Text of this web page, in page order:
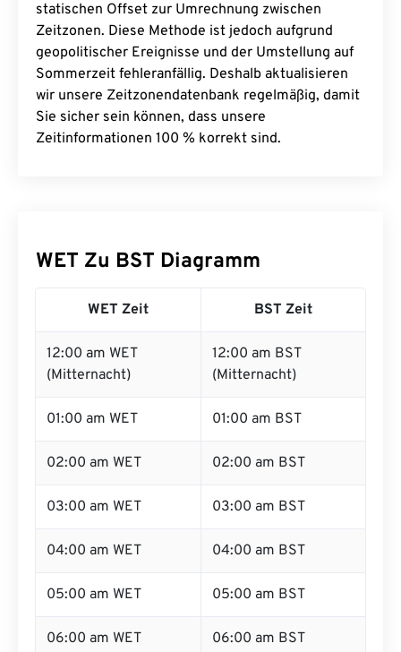
statischen Offset zur Umrechnung zwischen
Zeitzonen. Diese Methode ist jedoch aufgrund
geopolitischer Ereignisse und der Umstellung auf
Sommerzeit fehleranfällig. Deshalb aktualisieren
wir unsere Zeitzonendatenbank regelmäßig, damit
Sie sicher sein können, dass unsere
Zeitinformationen 100 % korrekt sind.
WET Zu BST Diagramm
WET Zeit BST Zeit
12:00 am WET
(Mitternacht)
12:00 am BST
(Mitternacht)
01:00 am WET 01:00 am BST
02:00 am WET 02:00 am BST
03:00 am WET 03:00 am BST
04:00 am WET 04:00 am BST
05:00 am WET 05:00 am BST
06:00 am WET 06:00 am BST